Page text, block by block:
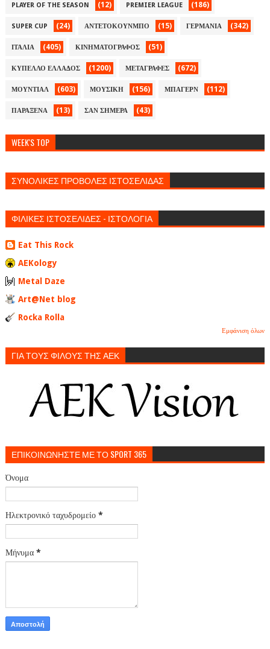
PLAYER OF THE SEASON (12) PREMIER LEAGUE (186)
SUPER CUP (24) ΑΝΤΕΤΟΚΟΥΝΜΠΟ (15) ΓΕΡΜΑΝΙΑ (342)
ΙΤΑΛΙΑ (405) ΚΙΝΗΜΑΤΟΓΡΑΦΟΣ (51)
ΚΥΠΕΛΛΟ ΕΛΛΑΔΟΣ (1200) ΜΕΤΑΓΡΑΦΕΣ (672)
ΜΟΥΝΤΙΑΛ (603) ΜΟΥΣΙΚΗ (156) ΜΠΑΓΕΡΝ (112)
ΠΑΡΑΞΕΝΑ (13) ΣΑΝ ΣΗΜΕΡΑ (43)
WEEK'S TOP
ΣΥΝΟΛΙΚΕΣ ΠΡΟΒΟΛΕΣ ΙΣΤΟΣΕΛΙΔΑΣ
ΦΙΛΙΚΕΣ ΙΣΤΟΣΕΛΙΔΕΣ - ΙΣΤΟΛΟΓΙΑ
Eat This Rock
AEKology
Metal Daze
Art@Net blog
Rocka Rolla
Εμφάνιση όλων
ΓΙΑ ΤΟΥΣ ΦΙΛΟΥΣ ΤΗΣ ΑΕΚ
ΕΠΙΚΟΙΝΩΝΗΣΤΕ ΜΕ ΤΟ SPORT 365
Όνομα
Ηλεκτρονικό ταχυδρομείο *
Μήνυμα *